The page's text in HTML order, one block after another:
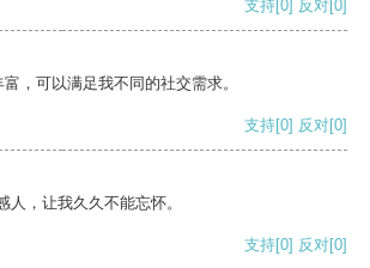
支持[0] 反对[0]
，可以满足我不同的社交需求。
支持[0] 反对[0]
人，让我久久不能忘怀。
支持[0] 反对[0]